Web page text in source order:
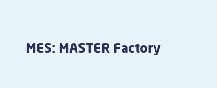
MES: MASTER Factory